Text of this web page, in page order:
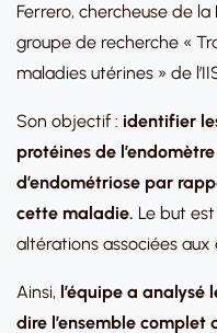
Ferrero, chercheuse de
groupe de recherche «
maladies utérines » de
Son objectif : identifier
protéines de
d’endométriose par
cette maladie. Le but
altérations associées
Ainsi, l’équipe a
dire l’ensemble